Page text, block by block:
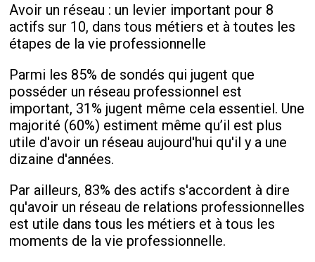
Avoir un réseau : un levier important pour 8
actifs sur 10, dans tous métiers et à toutes les
étapes de la vie professionnelle
Parmi les 85% de sondés qui jugent que
posséder un réseau professionnel est
important, 31% jugent même cela essentiel. Une
majorité (60%) estiment même qu’il est plus
utile d'avoir un réseau aujourd'hui qu'il y a une
dizaine d'années.
Par ailleurs, 83% des actifs s'accordent à dire
qu'avoir un réseau de relations professionnelles
est utile dans tous les métiers et à tous les
moments de la vie professionnelle.